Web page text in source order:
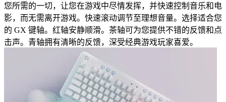
您所需的一切，让您在游戏中尽情发挥，并快速控制音乐和电
影，而无需离开游戏。快速滚动调节至理想音量。选择适合您
的 GX 键轴。红轴安静顺滑。茶轴可为您提供不错的反馈和点
击声。青轴拥有清晰的反馈，深受经典游戏玩家喜爱。